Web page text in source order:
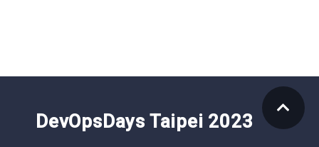
DevOpsDays Taipei 2023